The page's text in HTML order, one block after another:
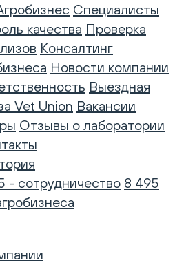
Специалисты
качества Проверка
Консалтинг
Новости компании
Выездная
Vet Union Вакансии
Отзывы о лаборатории
сотрудничество 8 495